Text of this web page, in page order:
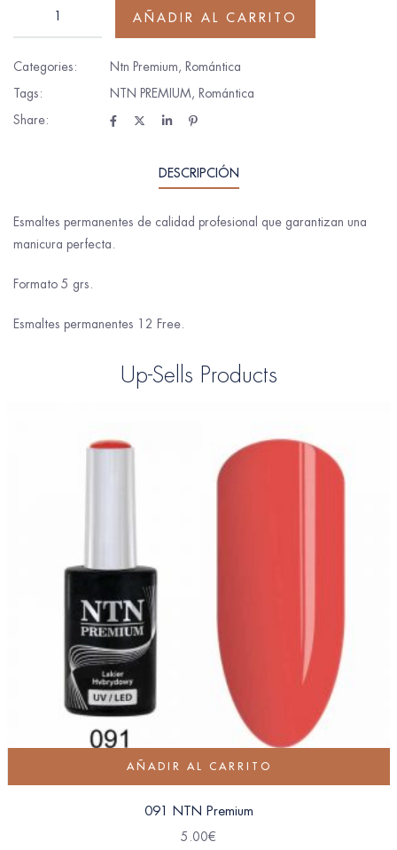
AÑADIR AL CARRITO
Categories: Ntn Premium, Romántica
Tags:
NTN PREMIUM, Romántica
Share:
DESCRIPCIÓN
Esmaltes permanentes de calidad profesional que garantizan una
manicura perfecta.
Formato 5 grs.
Esmaltes permanentes 12 Free.
Up-Sells Products
AÑADIR AL CARRITO
091 NTN Premium
5.00€